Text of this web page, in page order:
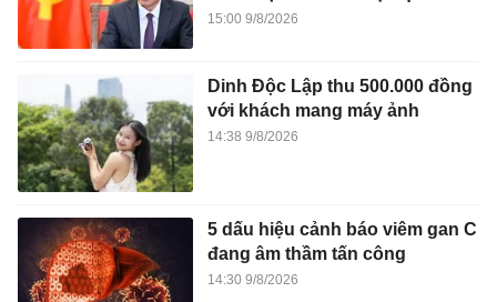
15:00 9/8/2026
Dinh Độc Lập thu 500.000 đồng
với khách mang máy ảnh
14:38 9/8/2026
5 dấu hiệu cảnh báo viêm gan C
đang âm thầm tấn công
14:30 9/8/2026